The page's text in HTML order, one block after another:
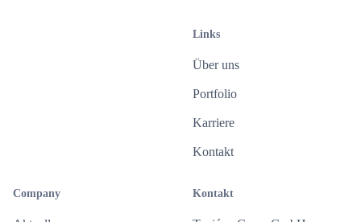
Links
Über uns
Portfolio
Karriere
Kontakt
Company Kontakt